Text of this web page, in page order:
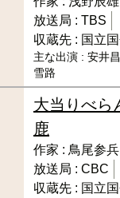
放送局 : TBS
収蔵先 : 国立
主な出演 : 安井
雪路
大当りべら
鹿
作家 : 鳥尾参兵
放送局 : CBC
収蔵先 : 国立